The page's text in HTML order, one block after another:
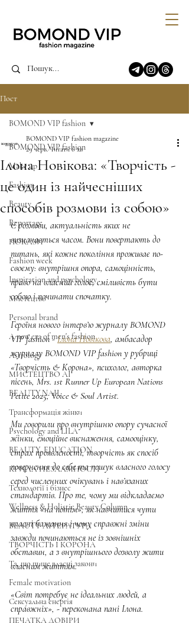
Пост
BOMOND VIP fashion
Make up
Fashion
Beauty
Reportage
ПОКАЗИ
Fashion week
Inspiration and psychology
Мистецтво
Personal brand
A new era of men's fashion
Astrology
МИСТЕЦТВО AI
BEAUTY.NAIL
Трансформація жінки
Psychology and LILA
BEAUTY. EDUCATION
КРИЛА НЕЗЛАМНОСТІ
Технології і бізнес
Wellness & Holistic Beauty Column
BEAUTY ЛІТЕРАТУРА
ТВОРЧІСТЬ І КОРОНА
Та, що пише власні закони
Female motivation
Сексуальна енергія
ПЕЧАТКА ДОВІРИ
BOMOND VIP fashion
Ілона Новікова: «Творчість -
це один із найчесніших
способів розмови із собою»
BOMOND VIP fashion magazine
29 черв.Читати 6 хв
Є розмови, актуальність яких не
визначається часом. Вони повертають до
питань, які кожне покоління проживає по-
своєму: внутрішня опора, самоцінність,
право на власний голос, сміливість бути
собою і починати спочатку.
Героїня нового інтерв’ю журналу BOMOND
VIP fashion - Ілона Новікова, амбасадор
журналу BOMOND VIP fashion у рубриці
«Творчість & Корона», психолог, авторка
пісень, Mrs. 1st Runner Up European Nations
Petite 2025, Voice & Soul Artist.
Ми говорили про внутрішню опору сучасної
жінки, емоційне виснаження, самооцінку,
страх проявленості, творчість як спосіб
повернення до себе та пошук власного голосу
серед численних очікувань і нав’язаних
стандартів. Про те, чому ми відкладаємо
життя «на потім», як навчитися чути
власні бажання і чому справжні зміни
завжди починаються не із зовнішніх
обставин, а з внутрішнього дозволу жити
власним життям.
«Світ потребує не ідеальних людей, а
справжніх», - переконана пані Ілона.